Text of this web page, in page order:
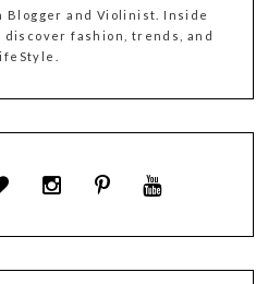
Blogger and Violinist. Inside
fashion, trends, and